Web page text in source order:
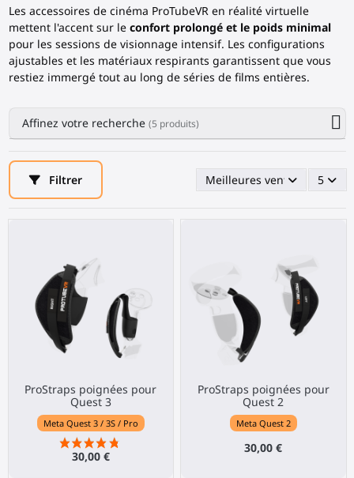
Les accessoires de cinéma ProTubeVR en réalité virtuelle
mettent l'accent sur le confort prolongé et le poids minimal
pour les sessions de visionnage intensif. Les configurations
ajustables et les matériaux respirants garantissent que vous
restiez immergé tout au long de séries de films entières.
Affinez votre recherche (5 produits)
Filtrer Meilleures ventes en5
ProStraps poignées pour
Quest 3
Meta Quest 3 / 3S / Pro
30,00 €
ProStraps poignées pour
Quest 2
Meta Quest 2
30,00 €